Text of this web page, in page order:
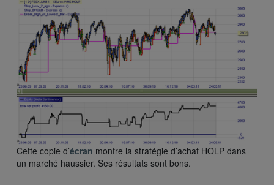
Cette copie d’écran montre la stratégie d’achat HOLP dans
un marché haussier. Ses résultats sont bons.